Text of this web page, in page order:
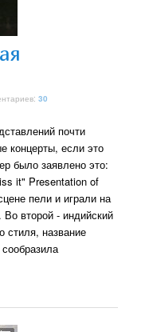
30
почти
концерты, если это
было заявлено это:
it" Presentation of
пели и играли на
второй - индийский
стиля, название